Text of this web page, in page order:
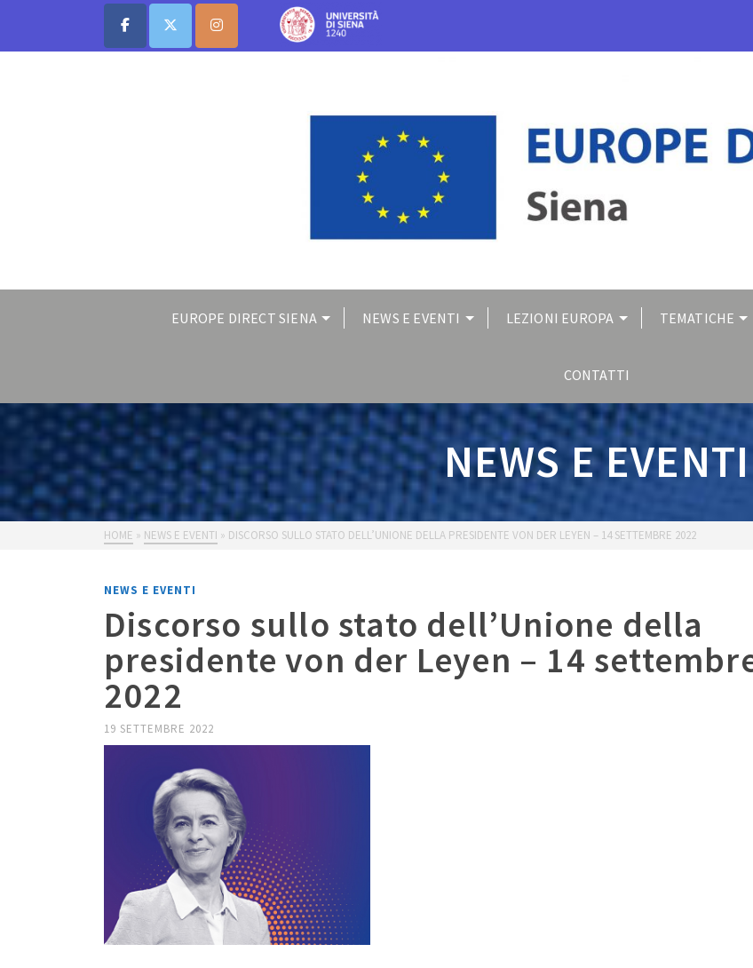
EUROPE DIRECT SIENA NEWS E EVENTI LEZIONI EUROPA TEMATICHE
CONTATTI
NEWS E EVENTI
HOME » NEWS E EVENTI » DISCORSO SULLO STATO DELL’UNIONE DELLA PRESIDENTE VON DER LEYEN – 14 SETTEMBRE 2022
NEWS E EVENTI
Discorso sullo stato dell’Unione della
presidente von der Leyen – 14
2022
19 SETTEMBRE 2022